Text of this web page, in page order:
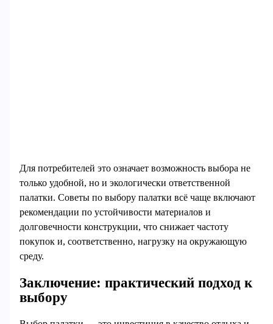
Для потребителей это означает возможность выбора не
только удобной, но и экологически ответственной
палатки. Советы по выбору палатки всё чаще включают
рекомендации по устойчивости материалов и
долговечности конструкции, что снижает частоту
покупок и, соответственно, нагрузку на окружающую
среду.
Заключение: практический подход к
выбору